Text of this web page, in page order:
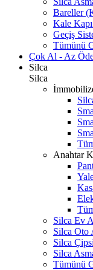
Bareller
Kale
Geçiş
Tümünü
Çok Al - Az
Silca
Silca
Anahtar
Silca Ev
Silca Oto
Silca
Silca
Tümünü